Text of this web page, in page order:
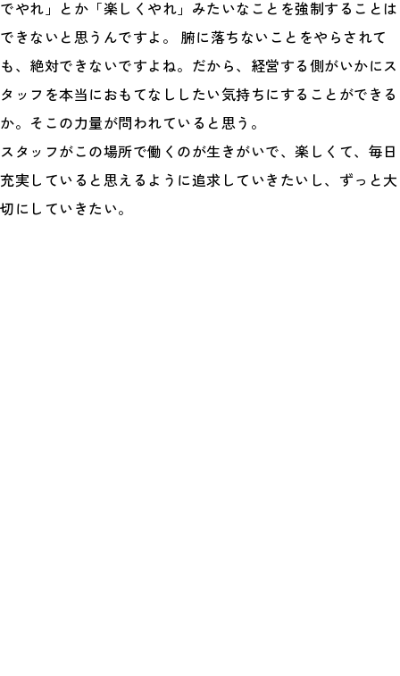
でやれ」とか「楽しくやれ」みたいなことを強制することは
できないと思うんですよ。 腑に落ちないことをやらされて
も、絶対できないですよね。だから、経営する側がいかにス
タッフを本当におもてなししたい気持ちにすることができる
か。そこの力量が問われていると思う。
スタッフがこの場所で働くのが生きがいで、楽しくて、毎日
充実していると思えるように追求していきたいし、ずっと大
切にしていきたい。